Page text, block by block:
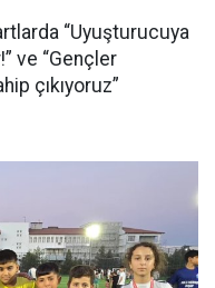
“Uyuşturucuya
ve “Gençler
çıkıyoruz”